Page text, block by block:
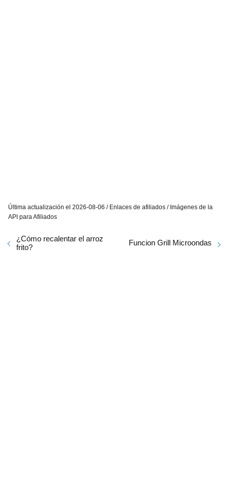
Última actualización el 2026-08-06 / Enlaces de afiliados / Imágenes de la
API para Afiliados
¿Cómo recalentar el arroz
frito?
Funcion Grill Microondas